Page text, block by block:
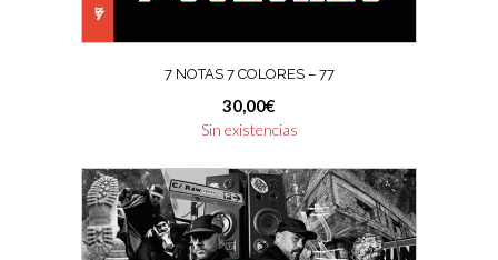
7 NOTAS 7 COLORES ‎– 77
30,00€
Sin existencias